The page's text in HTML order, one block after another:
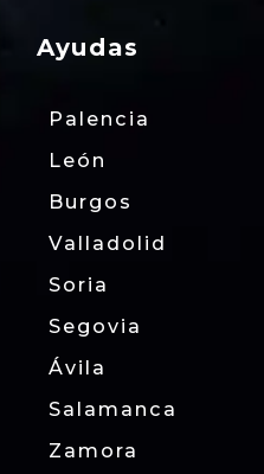
Ayudas
Palencia
León
Burgos
Valladolid
Soria
Segovia
Ávila
Salamanca
Zamora